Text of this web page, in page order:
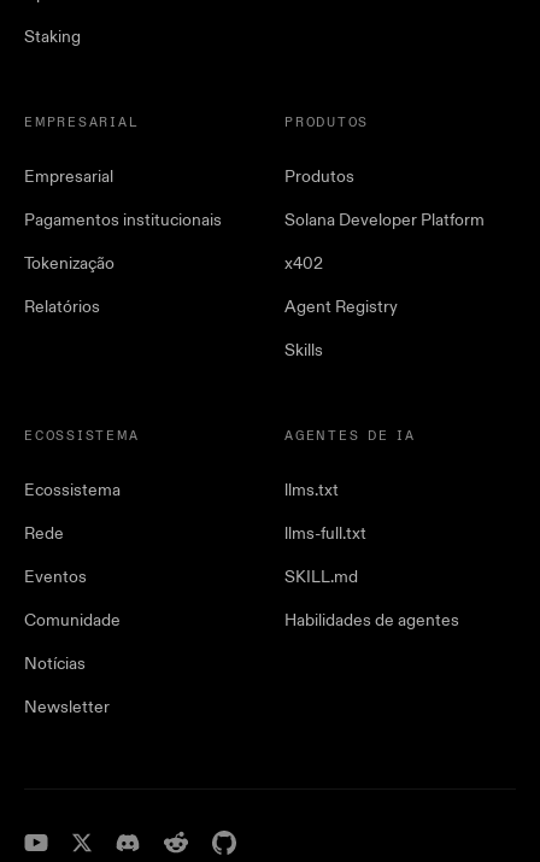
Staking
EMPRESARIAL
Empresarial
Pagamentos institucionais
Tokenização
Relatórios
PRODUTOS
Produtos
Solana Developer Platform
x402
Agent Registry
Skills
ECOSSISTEMA
Ecossistema
Rede
Eventos
Comunidade
Notícias
Newsletter
AGENTES DE IA
llms.txt
llms-full.txt
SKILL.md
Habilidades de agentes